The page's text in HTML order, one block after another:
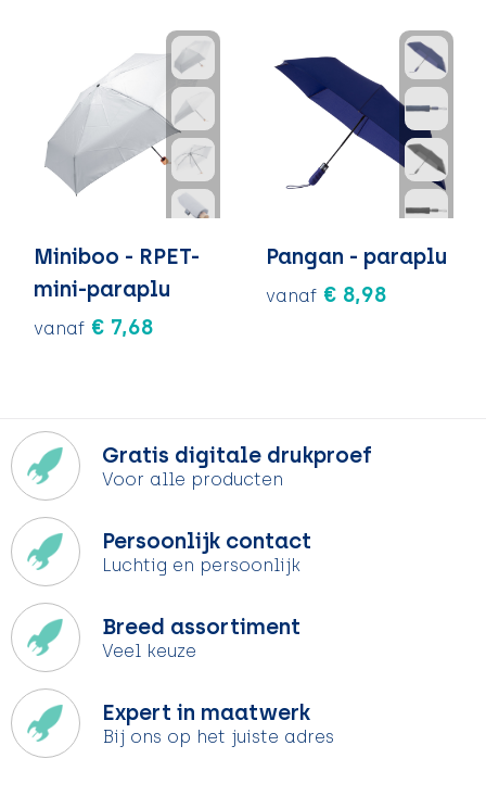
Miniboo - RPET-
mini-paraplu
vanaf € 7,68
Pangan - paraplu
vanaf € 8,98
Gratis digitale drukproef
Voor alle producten
Persoonlijk contact
Luchtig en persoonlijk
Breed assortiment
Veel keuze
Expert in maatwerk
Bij ons op het juiste adres